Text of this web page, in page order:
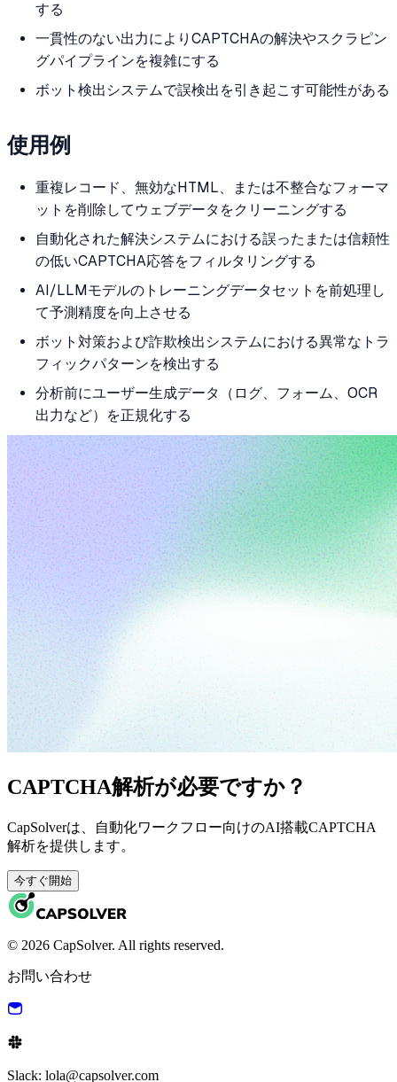
する
一貫性のない出力によりCAPTCHAの解決やスクラピン
グパイプラインを複雑にする
ボット検出システムで誤検出を引き起こす可能性がある
使用例
重複レコード、無効なHTML、または不整合なフォーマ
ットを削除してウェブデータをクリーニングする
自動化された解決システムにおける誤ったまたは信頼性
の低いCAPTCHA応答をフィルタリングする
AI/LLMモデルのトレーニングデータセットを前処理し
て予測精度を向上させる
ボット対策および詐欺検出システムにおける異常なトラ
フィックパターンを検出する
分析前にユーザー生成データ（ログ、フォーム、OCR
出力など）を正規化する
CAPTCHA解析が必要ですか？
CapSolverは、自動化ワークフロー向けのAI搭載CAPTCHA
解析を提供します。
今すぐ開始
© 2026 CapSolver. All rights reserved.
お問い合わせ
Slack: lola@capsolver.com